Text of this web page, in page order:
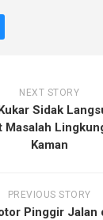
NEXT STORY
Sidak
Masalah
Kaman
PREVIOUS STORY
Pinggir Jalan